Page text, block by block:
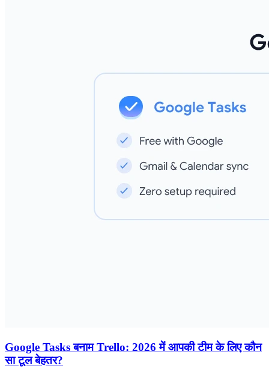
Google Tasks बनाम Trello: 2026 में आपकी टीम के लिए कौन
सा टूल बेहतर?